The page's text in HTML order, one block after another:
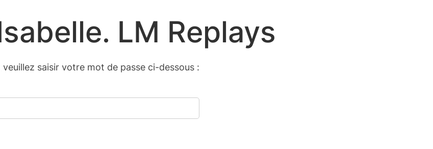
LM Replays
saisir votre mot de passe ci-dessous :